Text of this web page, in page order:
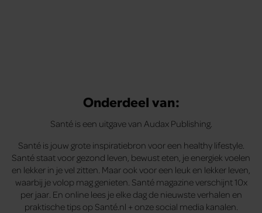
Onderdeel van:
Santé is een uitgave van Audax Publishing.
Santé is jouw grote inspiratiebron voor een healthy lifestyle.
Santé staat voor gezond leven, bewust eten, je energiek voelen
en lekker in je vel zitten. Maar ook voor een leuk en lekker leven,
waarbij je volop mag genieten. Santé magazine verschijnt 10x
per jaar. En online lees je elke dag de nieuwste verhalen en
praktische tips op Santé.nl + onze social media kanalen.